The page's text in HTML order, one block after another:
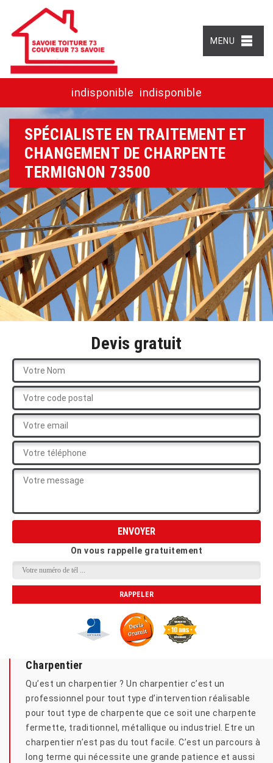
MENU
indisponible indisponible
SPÉCIALISTE EN TRAITEMENT ET
CHANGEMENT DE CHARPENTE
TERMIGNON 73500
Devis gratuit
On vous rappelle gratuitement
Charpentier
Qu’est un charpentier ? Un charpentier c’est un
professionnel pour tout type d’intervention réalisable
pour tout type de charpente que ce soit une charpente
fermette, traditionnel, métallique ou industriel. Etre un
charpentier n’est pas du tout facile. C’est un parcours à
long terme qui nécessite une grande patience et aussi